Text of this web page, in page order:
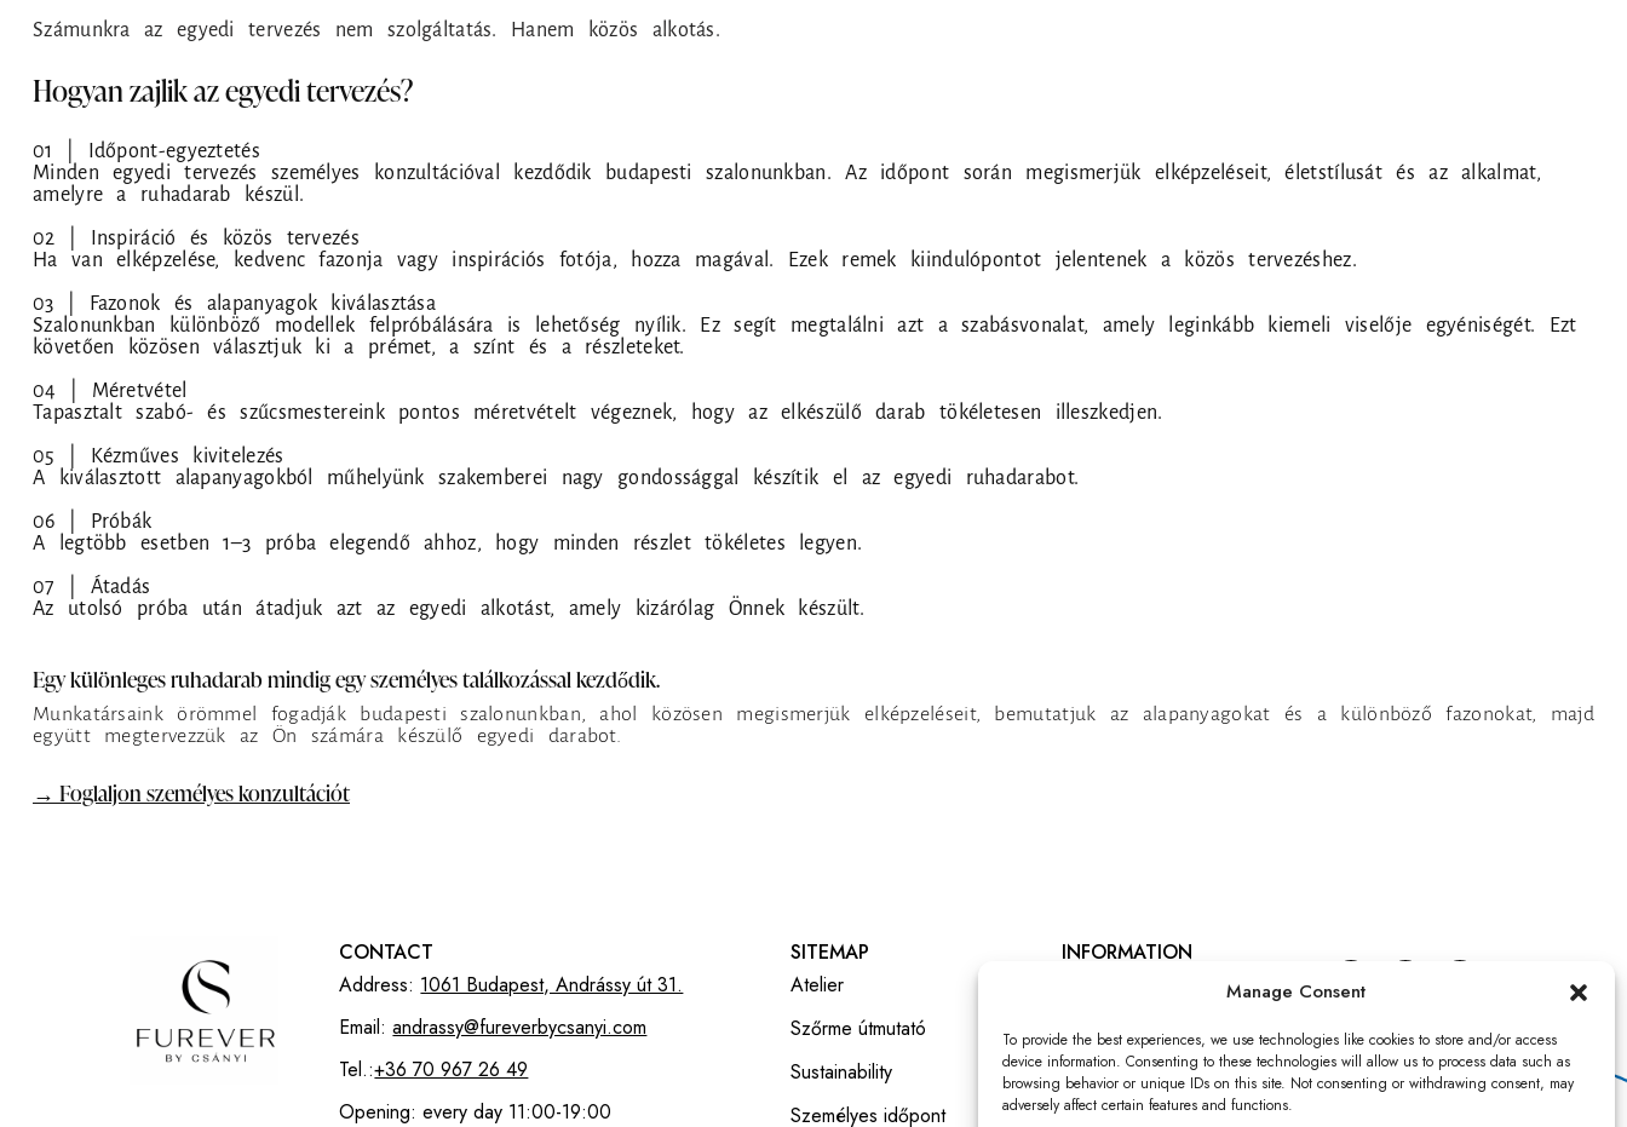
Manage Consent
To provide the best experiences, we use technologies like cookies to store and/or access
device information. Consenting to these technologies will allow us to process data such as
browsing behavior or unique IDs on this site. Not consenting or withdrawing consent, may
adversely affect certain features and functions.
Számunkra az egyedi tervezés nem szolgáltatás. Hanem közös alkotás.
Hogyan zajlik az egyedi tervezés?
01 | Időpont-egyeztetés
Minden egyedi tervezés személyes konzultációval kezdődik budapesti szalonunkban. Az időpont során megismerjük elképzeléseit, életstílusát és az alkalmat,
amelyre a ruhadarab készül.
02 | Inspiráció és közös tervezés
Ha van elképzelése, kedvenc fazonja vagy inspirációs fotója, hozza magával. Ezek remek kiindulópontot jelentenek a közös tervezéshez.
03 | Fazonok és alapanyagok kiválasztása
Szalonunkban különböző modellek felpróbálására is lehetőség nyílik. Ez segít megtalálni azt a szabásvonalat, amely leginkább kiemeli viselője egyéniségét. Ezt
követően közösen választjuk ki a prémet, a színt és a részleteket.
04 | Méretvétel
Tapasztalt szabó- és szűcsmestereink pontos méretvételt végeznek, hogy az elkészülő darab tökéletesen illeszkedjen.
05 | Kézműves kivitelezés
A kiválasztott alapanyagokból műhelyünk szakemberei nagy gondossággal készítik el az egyedi ruhadarabot.
06 | Próbák
A legtöbb esetben 1–3 próba elegendő ahhoz, hogy minden részlet tökéletes legyen.
07 | Átadás
Az utolsó próba után átadjuk azt az egyedi alkotást, amely kizárólag Önnek készült.
Egy különleges ruhadarab mindig egy személyes találkozással kezdődik.
Munkatársaink örömmel fogadják budapesti szalonunkban, ahol közösen megismerjük elképzeléseit, bemutatjuk az alapanyagokat és a különböző fazonokat, majd
együtt megtervezzük az Ön számára készülő egyedi darabot.
→ Foglaljon személyes konzultációt
CONTACT
Address: 1061 Budapest, Andrássy út 31.
Email:andrassy@fureverbycsanyi.com
Tel.:+36 70 967 26 49
Opening: every day 11:00-19:00
SITEMAP
Atelier
Szőrme útmutató
Sustainability
Személyes időpont
INFORMATION
Általános szerződési feltételek
Privacy notice
Elállási tájékoztató
Elállási nyilatkozat